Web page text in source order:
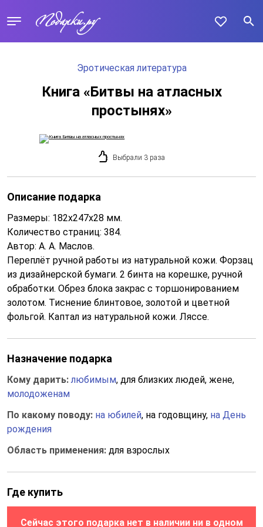
Эротическая литература
Книга «Битвы на атласных
простынях»
Выбрали 3 раза
Описание подарка
Размеры: 182х247х28 мм.
Количество страниц: 384.
Автор: А. А. Маслов.
Переплёт ручной работы из натуральной кожи. Форзац
из дизайнерской бумаги. 2 бинта на корешке, ручной
обработки. Обрез блока закрас с торшонированием
золотом. Тиснение блинтовое, золотой и цветной
фольгой. Каптал из натуральной кожи. Ляссе.
Назначение подарка
Кому дарить:любимым, для близких людей, жене,
молодоженам
По какому поводу: на юбилей, на годовщину, на День
рождения
Область применения: для взрослых
Где купить
Сейчас этого подарка нет в наличии ни в одном